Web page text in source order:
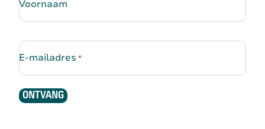
Voornaam
E-mailadres *
ONTVANG